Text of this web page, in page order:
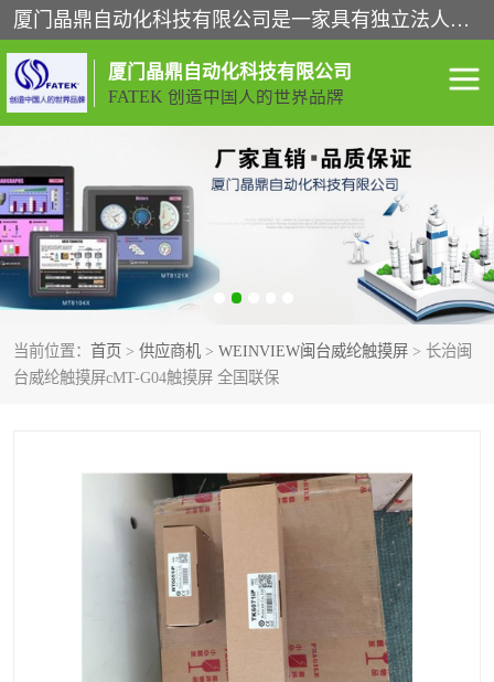
厦门晶鼎自动化科技有限公司是一家具有独立法人资格的高新技术企业；代理销售的产品有台湾威纶触摸屏，魏德米勒全系列，永宏触摸屏,威纶触摸屏,台湾威纶weinview触摸屏,台湾永宏PLC，FATEK,永宏伺服,图儿克总线，施耐德，欧姆龙，西门子，富士变频，K&N蓝系列， BUSSMANN，松下变频器，丹佛斯变频器等。
厦门晶鼎自动化科技有限公司
FATEK 创造中国人的世界品牌
当前位置： 首页 > 供应商机 > WEINVIEW闽台威纶触摸屏 > 长治闽
台威纶触摸屏cMT-G04触摸屏 全国联保
闽台永宏PLC WEINVIEW闽台威纶触摸
正弦变频器正弦伺服 魏德米勒接线端子
ABB电流开关 魏德米勒电源
丹佛斯变频器 MOXA通讯模块
安士能开关
普洛菲斯触摸屏